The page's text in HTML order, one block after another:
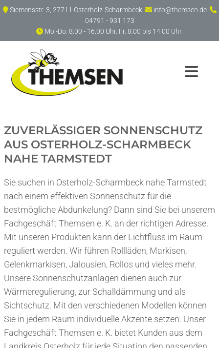
Zum Inhalt springen
 Siemensstr. 3, 27711 Osterholz-Scharmbeck  info@themsen.de 
04791 - 931 173
 Mo.-Do. 8.00 - 16.00 Uhr. Fr. 8.00 bis 14.00 Uhr.
ZUVERLÄSSIGER SONNENSCHUTZ
AUS OSTERHOLZ-SCHARMBECK
NAHE TARMSTEDT
Sie suchen in Osterholz-Scharmbeck nahe Tarmstedt
nach einem effektiven Sonnenschutz für die
bestmögliche Abdunkelung? Dann sind Sie bei unserem
Fachgeschäft Themsen e. K. an der richtigen Adresse.
Mit unseren Produkten kann der Lichtfluss im Raum
reguliert werden. Wir führen Rollläden, Markisen,
Gelenkmarkisen, Jalousien, Rollos und vieles mehr.
Unsere Sonnenschutzanlagen dienen auch zur
Wärmeregulierung, zur Schalldämmung und als
Sichtschutz. Mit den verschiedenen Modellen können
Sie in jedem Raum individuelle Akzente setzen. Unser
Fachgeschäft Themsen e. K. bietet Kunden aus dem